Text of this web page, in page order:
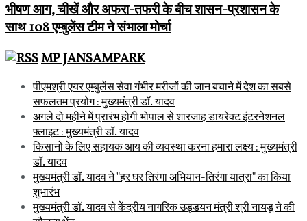
भीषण आग, चीखें और अफरा-तफरी के बीच शासन-प्रशासन के
साथ 108 एम्बुलेंस टीम ने संभाला मोर्चा
MP JANSAMPARK
पीएमश्री एयर एम्बुलेंस सेवा गंभीर मरीजों की जान बचाने में देश का सबसे
सफलतम प्रयोग : मुख्यमंत्री डॉ. यादव
अगले दो महीने में प्रारंभ होगी भोपाल से शारजाह डायरेक्ट इंटरनेशनल
फ्लाइट : मुख्यमंत्री डॉ. यादव
किसानों के लिए सहायक आय की व्यवस्था करना हमारा लक्ष्य : मुख्यमंत्री
डॉ. यादव
मुख्यमंत्री डॉ. यादव ने "हर घर तिरंगा अभियान-तिरंगा यात्रा" का किया
शुभारंभ
मुख्यमंत्री डॉ. यादव से केंद्रीय नागरिक उड्डयन मंत्री श्री नायडू ने की